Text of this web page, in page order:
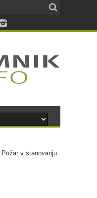
Požar v stanovanju